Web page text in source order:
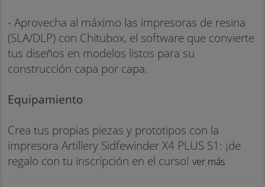
- Aprovecha al máximo las impresoras de resina
(SLA/DLP) con Chitubox, el software que convierte
tus diseños en modelos listos para su
construcción capa por capa.
Equipamiento
Crea tus propias piezas y prototipos con la
impresora Artillery Sidfewinder X4 PLUS S1: ¡de
regalo con tu inscripción en el curso! ver más